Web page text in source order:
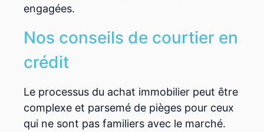
engagées.
Nos conseils de courtier en
crédit
Le processus du achat immobilier peut être
complexe et parsemé de pièges pour ceux
qui ne sont pas familiers avec le marché.